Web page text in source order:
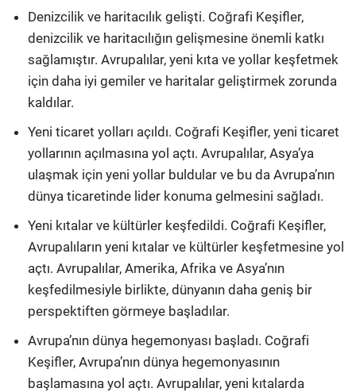
Denizcilik ve haritacılık gelişti. Coğrafi Keşifler,
denizcilik ve haritacılığın gelişmesine önemli katkı
sağlamıştır. Avrupalılar, yeni kıta ve yollar keşfetmek
için daha iyi gemiler ve haritalar geliştirmek zorunda
kaldılar.
Yeni ticaret yolları açıldı. Coğrafi Keşifler, yeni ticaret
yollarının açılmasına yol açtı. Avrupalılar, Asya’ya
ulaşmak için yeni yollar buldular ve bu da Avrupa’nın
dünya ticaretinde lider konuma gelmesini sağladı.
Yeni kıtalar ve kültürler keşfedildi. Coğrafi Keşifler,
Avrupalıların yeni kıtalar ve kültürler keşfetmesine yol
açtı. Avrupalılar, Amerika, Afrika ve Asya’nın
keşfedilmesiyle birlikte, dünyanın daha geniş bir
perspektiften görmeye başladılar.
Avrupa’nın dünya hegemonyası başladı. Coğrafi
Keşifler, Avrupa’nın dünya hegemonyasının
başlamasına yol açtı. Avrupalılar, yeni kıtalarda